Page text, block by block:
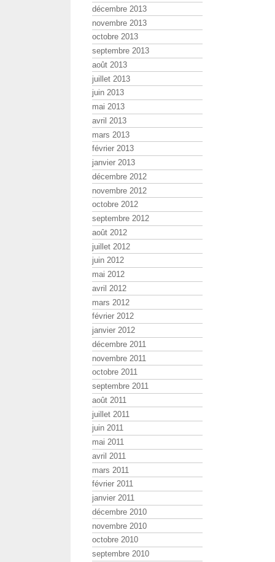
décembre 2013
novembre 2013
octobre 2013
septembre 2013
août 2013
juillet 2013
juin 2013
mai 2013
avril 2013
mars 2013
février 2013
janvier 2013
décembre 2012
novembre 2012
octobre 2012
septembre 2012
août 2012
juillet 2012
juin 2012
mai 2012
avril 2012
mars 2012
février 2012
janvier 2012
décembre 2011
novembre 2011
octobre 2011
septembre 2011
août 2011
juillet 2011
juin 2011
mai 2011
avril 2011
mars 2011
février 2011
janvier 2011
décembre 2010
novembre 2010
octobre 2010
septembre 2010